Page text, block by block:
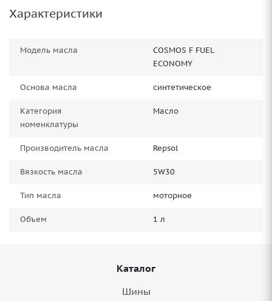
Характеристики
Модель масла
COSMOS F FUEL
ECONOMY
Основа масла синтетическое
Категория
номенклатуры
Масло
Производитель масла Repsol
Вязкость масла 5W30
Тип масла моторное
Объем 1 л
Каталог
Шины